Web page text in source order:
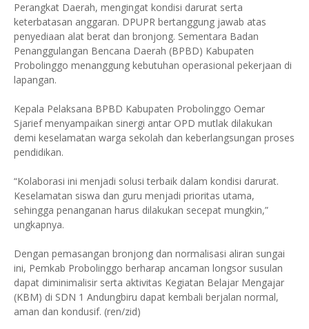
Perangkat Daerah, mengingat kondisi darurat serta
keterbatasan anggaran. DPUPR bertanggung jawab atas
penyediaan alat berat dan bronjong. Sementara Badan
Penanggulangan Bencana Daerah (BPBD) Kabupaten
Probolinggo menanggung kebutuhan operasional pekerjaan di
lapangan.
Kepala Pelaksana BPBD Kabupaten Probolinggo Oemar
Sjarief menyampaikan sinergi antar OPD mutlak dilakukan
demi keselamatan warga sekolah dan keberlangsungan proses
pendidikan.
“Kolaborasi ini menjadi solusi terbaik dalam kondisi darurat.
Keselamatan siswa dan guru menjadi prioritas utama,
sehingga penanganan harus dilakukan secepat mungkin,”
ungkapnya.
Dengan pemasangan bronjong dan normalisasi aliran sungai
ini, Pemkab Probolinggo berharap ancaman longsor susulan
dapat diminimalisir serta aktivitas Kegiatan Belajar Mengajar
(KBM) di SDN 1 Andungbiru dapat kembali berjalan normal,
aman dan kondusif. (ren/zid)